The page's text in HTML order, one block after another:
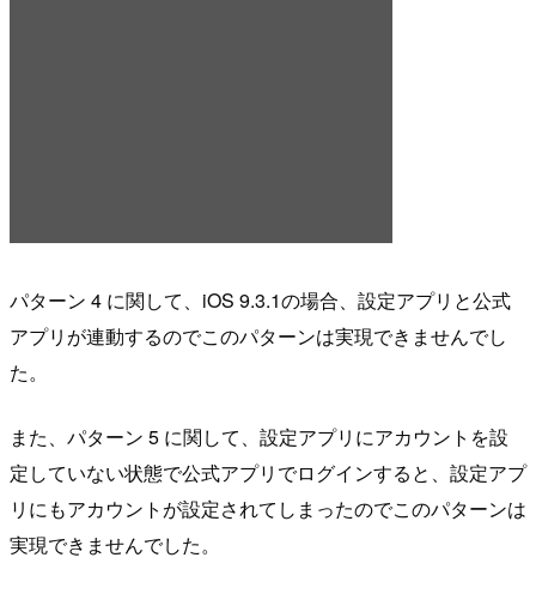
パターン 4 に関して、iOS 9.3.1の場合、設定アプリと公式
アプリが連動するのでこのパターンは実現できませんでし
た。
また、パターン 5 に関して、設定アプリにアカウントを設
定していない状態で公式アプリでログインすると、設定アプ
リにもアカウントが設定されてしまったのでこのパターンは
実現できませんでした。